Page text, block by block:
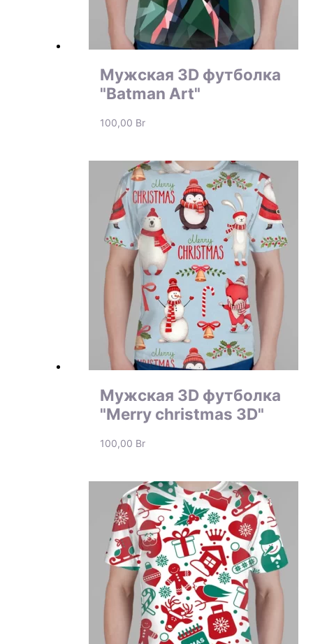
Мужская 3D футболка
"Batman Art"
100,00 Br
Мужская 3D футболка
"Merry christmas 3D"
100,00 Br